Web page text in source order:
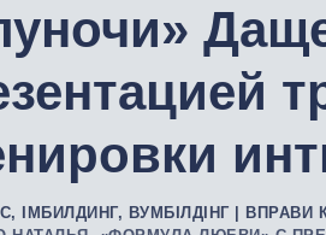
ІМБИЛДИНГ, ВУМБІЛДІНГ |